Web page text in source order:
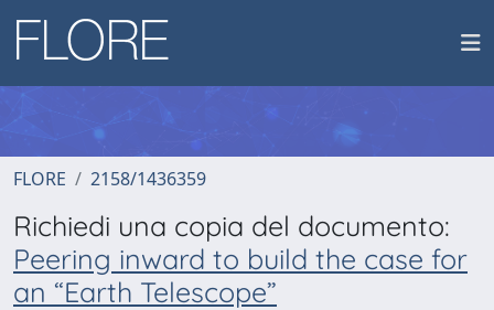
FLORE 2158/1436359
Richiedi una copia del documento:
Peering inward to build the case for
an “Earth Telescope”